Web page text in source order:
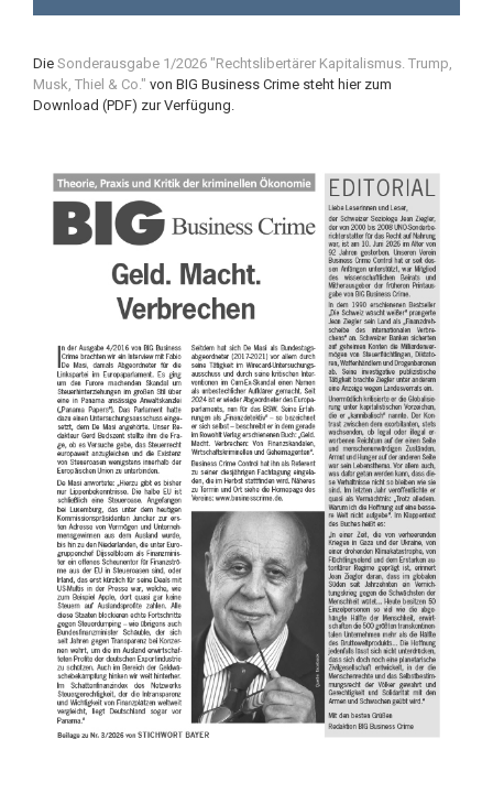
Die Sonderausgabe 1/2026 "Rechtslibertärer Kapitalismus. Trump,
Musk, Thiel & Co." von BIG Business Crime steht hier zum
Download (PDF) zur Verfügung.